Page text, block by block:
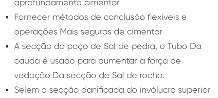
aprofundamento cimentar
Fornecer métodos de conclusão flexíveis e
operações Mais seguras de cimentar
A secção do poço de Sal de pedra, o Tubo Da
cauda é usado para aumentar a força de
vedação Da secção de Sal de rocha.
Selem a secção danificada do invólucro superior